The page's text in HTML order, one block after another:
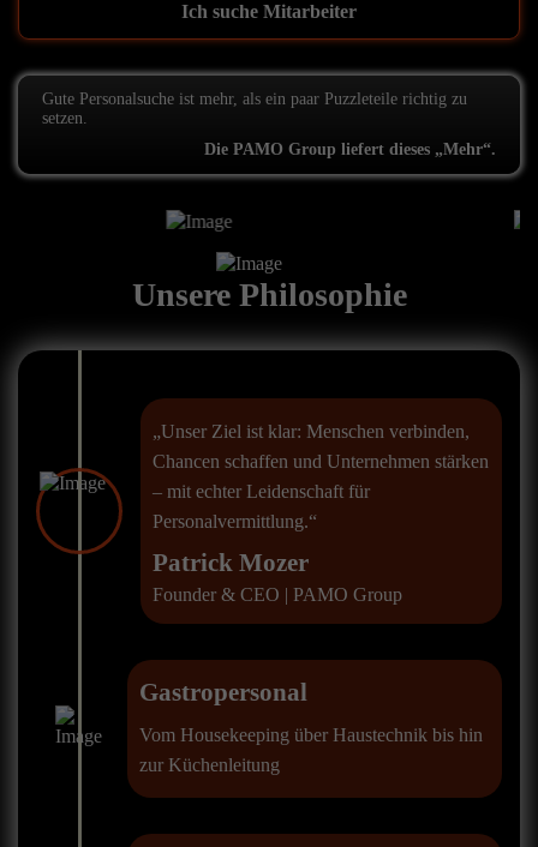
Ich suche Mitarbeiter
Gute Personalsuche ist mehr, als ein paar Puzzleteile richtig zu
setzen.
Die PAMO Group liefert dieses „Mehr“.
Unsere Philosophie
„Unser Ziel ist klar: Menschen verbinden,
Chancen schaffen und Unternehmen stärken
– mit echter Leidenschaft für
Personalvermittlung.“
Patrick Mozer
Founder & CEO | PAMO Group
Gastropersonal
Vom Housekeeping über Haustechnik bis hin
zur Küchenleitung